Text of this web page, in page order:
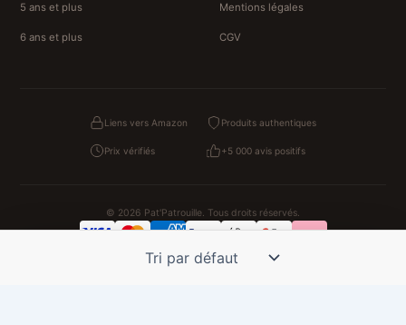
5 ans et plus
6 ans et plus
Mentions légales
CGV
Liens vers Amazon Produits authentiques
Prix vérifiés +5 000 avis positifs
© 2026 Pat'Patrouille. Tous droits réservés.
Confidentialité Cookies Mentions légales